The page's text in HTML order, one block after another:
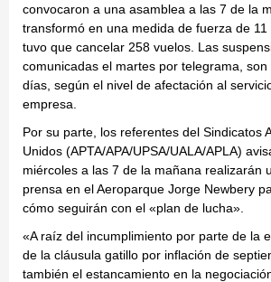
convocaron a una asamblea a las 7 de la
transformó en una medida de fuerza de
tuvo que cancelar 258 vuelos. Las
comunicadas el martes por telegrama,
días, según el nivel de afectación al
empresa.
Por su parte, los referentes del Sindicatos
Unidos (APTA/APA/UPSA/UALA/APLA)
miércoles a las 7 de la mañana realizarán
prensa en el Aeroparque Jorge Newbery
cómo seguirán con el «plan de lucha».
«A raíz del incumplimiento por parte de la
de la cláusula gatillo por inflación de
también el estancamiento en la